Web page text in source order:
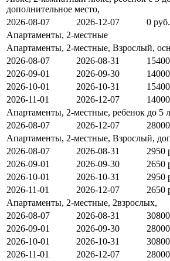
дополнительное место,
2026-08-07
2026-12-07
0
Апартаменты, 2-местные
Апартаменты, 2-местные, Взрослый,
2026-08-07
2026-08-31
2026-09-01
2026-09-30
2026-10-01
2026-10-31
2026-11-01
2026-12-07
Апартаменты, 2-местные, ребенок до 5
2026-08-07
2026-12-07
Апартаменты, 2-местные, Взрослый,
2026-08-07
2026-08-31
2950
2026-09-01
2026-09-30
2650
2026-10-01
2026-10-31
2950
2026-11-01
2026-12-07
2650
Апартаменты, 2-местные, 2взрослых,
2026-08-07
2026-08-31
2026-09-01
2026-09-30
2026-10-01
2026-10-31
2026-11-01
2026-12-07